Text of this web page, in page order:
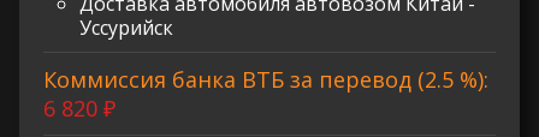
Уссурийск
Коммиссия банка ВТБ за перевод (2.5 %):
6 820 ₽